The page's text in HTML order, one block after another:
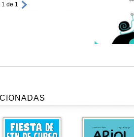
de 1